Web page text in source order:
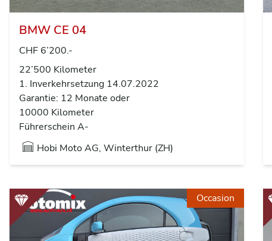
BMW CE 04
CHF 6’200.-
22’500 Kilometer
1. Inverkehrsetzung 14.07.2022
Garantie: 12 Monate oder
10000 Kilometer
Führerschein A-
Hobi Moto AG, Winterthur (ZH)
Occasion